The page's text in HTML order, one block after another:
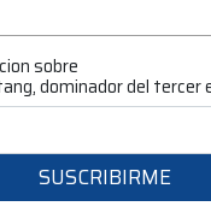
sobre
dominador del tercer
SUSCRIBIRME